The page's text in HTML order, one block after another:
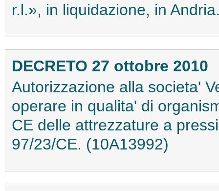
r.l.», in liquidazione, in
DECRETO 27 ottobre 2010
Autorizzazione alla societa'
operare in qualita' di
CE delle attrezzature a
97/23/CE. (10A13992)